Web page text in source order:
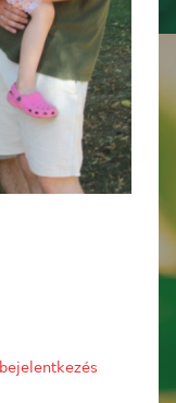
bejelentkezés